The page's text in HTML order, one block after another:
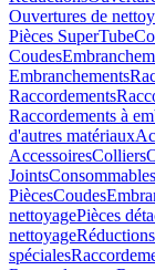
Ouvertures de
Pièces SuperTube
Coudes
Embranchements
Raccordements
Raccordements à
d'autres matériaux
AccessoiresColliers
JointsConsommables
PiècesCoudes
nettoyagePièces
nettoyageRéductions
spéciales